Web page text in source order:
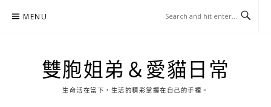
MENU
雙胞姐弟＆愛貓日常
生命活在當下，生活的精彩掌握在自己的手裡。